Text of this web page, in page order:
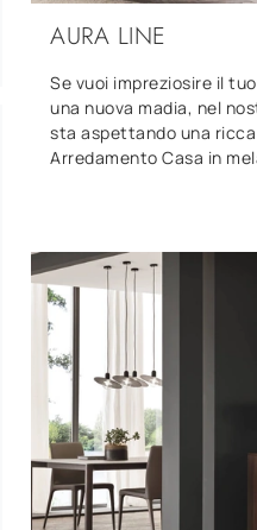
AURA LINE
Se vuoi impreziosire il
una nuova madia, nel
sta aspettando una
Arredamento Casa in